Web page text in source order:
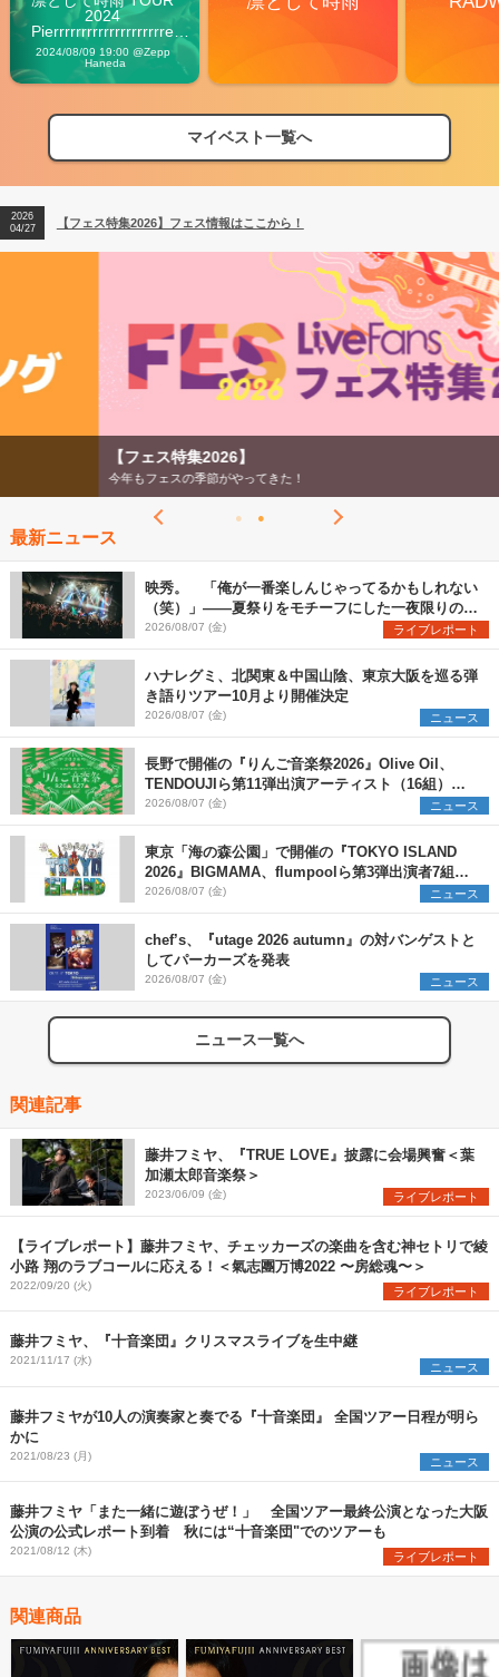
2024
Pierrrrrrrrrrrrrrrrrrrre
Vibes
2024/08/09 19:00 @Zepp
Haneda
マイベスト一覧へ
【フェス特集2026】フェス情報はここから！
【ライブ動員ランキング】2026年上半期編発表！
2026
04/27
【フェス特集2026】フェス情報はここから！
2026
【ライブ動員ランキング】2026年上半期編発表！
【フェス特集2026】
今年もフェスの季節がやってきた！
最新ニュース
映秀。 「俺が一番楽しんじゃってるかもしれない
（笑）」――夏祭りをモチーフにした一夜限りのス
ペシャルライブ『色祭』レポート
2026/08/07 (金) ライブレポート
ハナレグミ、北関東＆中国山陰、東京大阪を巡る弾
き語りツアー10月より開催決定
2026/08/07 (金) ニュース
長野で開催の『りんご音楽祭2026』Olive Oil、
TENDOUJIら第11弾出演アーティスト（16組）を
発表
2026/08/07 (金) ニュース
東京「海の森公園」で開催の『TOKYO ISLAND
2026』BIGMAMA、flumpoolら第3弾出演者7組を
発表 ワークショップ・アート出展者を募集
2026/08/07 (金) ニュース
chef’s、『utage 2026 autumn』の対バンゲストと
してパーカーズを発表
2026/08/07 (金) ニュース
ニュース一覧へ
関連記事
藤井フミヤ、『TRUE LOVE』披露に会場興奮＜葉
加瀬太郎音楽祭＞
2023/06/09 (金) ライブレポート
【ライブレポート】藤井フミヤ、チェッカーズの楽曲を含む神セトリで綾
小路 翔のラブコールに応える！＜氣志團万博2022 〜房総魂〜＞
2022/09/20 (火) ライブレポート
藤井フミヤ、『十音楽団』クリスマスライブを生中継
2021/11/17 (水) ニュース
藤井フミヤが10人の演奏家と奏でる『十音楽団』 全国ツアー日程が明ら
かに
2021/08/23 (月) ニュース
藤井フミヤ「また一緒に遊ぼうぜ！」 全国ツアー最終公演となった大阪
公演の公式レポート到着 秋には“十音楽団"でのツアーも
2021/08/12 (木) ライブレポート
関連商品